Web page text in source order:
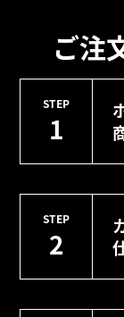
ご注
STEP
1
STEP
2